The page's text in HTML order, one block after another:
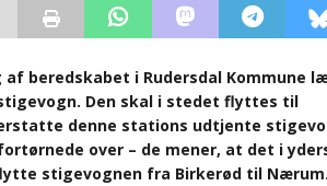
beredskabet i Rudersdal Kommune
Den skal i stedet flyttes til
denne stations udtjente
over – de mener, at det i
stigevognen fra Birkerød til Nærum.